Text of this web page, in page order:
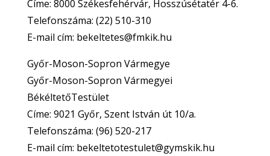
Címe: 8000 Székesfehérvár, Hosszúsétatér 4-6.
Telefonszáma: (22) 510-310
E-mail cím: bekeltetes@fmkik.hu
Győr-Moson-Sopron Vármegye
Győr-Moson-Sopron Vármegyei
BékéltetőTestület
Címe: 9021 Győr, Szent István út 10/a.
Telefonszáma: (96) 520-217
E-mail cím: bekeltetotestulet@gymskik.hu